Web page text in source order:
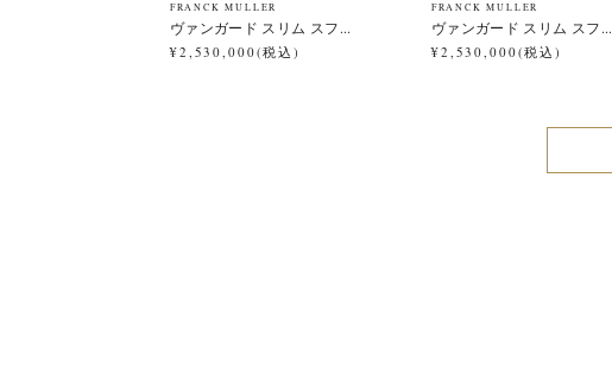
FRANCK MULLER
ヴァンガード スリム スフ...
¥2,530,000(税込)
FRANCK MULLER
ヴァンガード スリム スフ...
¥2,530,000(税込)